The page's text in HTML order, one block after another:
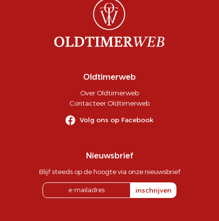
Oldtimerweb
Over Oldtimerweb
Contacteer Oldtimerweb
Volg ons op Facebook
Nieuwsbrief
Blijf steeds op de hoogte via onze nieuwsbrief
inschrijven